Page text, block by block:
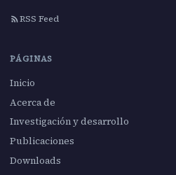
RSS Feed
PÁGINAS
Inicio
Acerca de
Investigación y desarrollo
Publicaciones
Downloads